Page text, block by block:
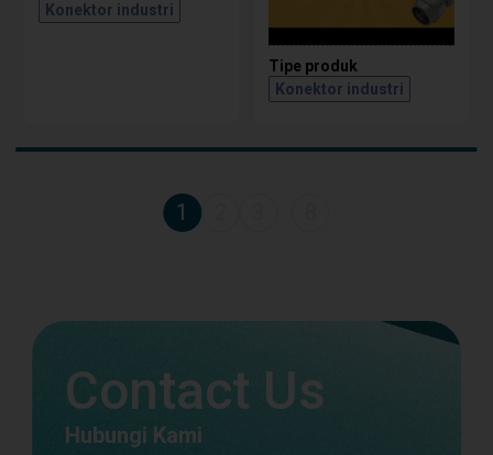
Konektor industri
Tipe produk
Konektor industri
1
Contact Us
Hubungi Kami